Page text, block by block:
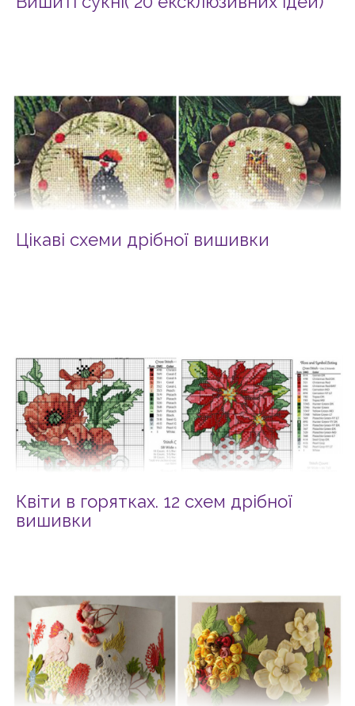
Цікаві схеми дрібної вишивки
Квіти в горятках. 12 схем дрібної
вишивки